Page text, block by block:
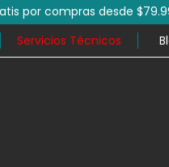
el mismo día en miles de
Servicios Técnicos